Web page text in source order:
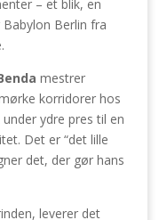
– et blik, en
Berlin fra
mestrer
korridorer hos
ydre pres til en
Det er “det lille
det, der gør hans
leverer det